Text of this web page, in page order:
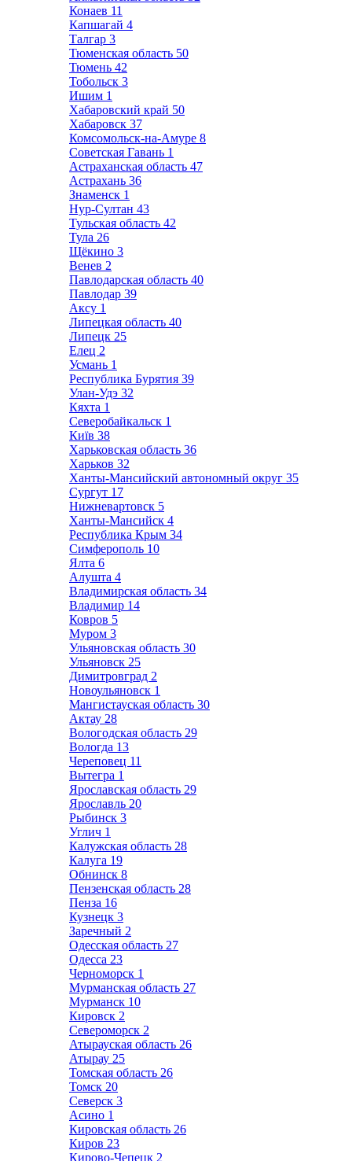
Конаев 11
Капшагай 4
Талгар 3
Тюменская область 50
Тюмень 42
Тобольск 3
Ишим 1
Хабаровский край 50
Хабаровск 37
Комсомольск-на-Амуре 8
Советская Гавань 1
Астраханская область 47
Астрахань 36
Знаменск 1
Нур-Султан 43
Тульская область 42
Тула 26
Щёкино 3
Венев 2
Павлодарская область 40
Павлодар 39
Аксу 1
Липецкая область 40
Липецк 25
Елец 2
Усмань 1
Республика Бурятия 39
Улан-Удэ 32
Кяхта 1
Северобайкальск 1
Київ 38
Харьковская область 36
Харьков 32
Ханты-Мансийский автономный округ 35
Сургут 17
Нижневартовск 5
Ханты-Мансийск 4
Республика Крым 34
Симферополь 10
Ялта 6
Алушта 4
Владимирская область 34
Владимир 14
Ковров 5
Муром 3
Ульяновская область 30
Ульяновск 25
Димитровград 2
Новоульяновск 1
Мангистауская область 30
Актау 28
Вологодская область 29
Вологда 13
Череповец 11
Вытегра 1
Ярославская область 29
Ярославль 20
Рыбинск 3
Углич 1
Калужская область 28
Калуга 19
Обнинск 8
Пензенская область 28
Пенза 16
Кузнецк 3
Заречный 2
Одесская область 27
Одесса 23
Черноморск 1
Мурманская область 27
Мурманск 10
Кировск 2
Североморск 2
Атырауская область 26
Атырау 25
Томская область 26
Томск 20
Северск 3
Асино 1
Кировская область 26
Киров 23
Кирово-Чепецк 2